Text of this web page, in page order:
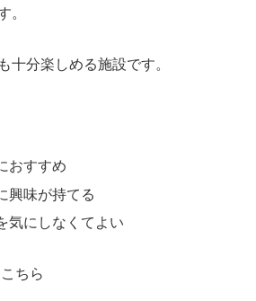
十分楽しめる施設です。
おすすめ
興味が持てる
気にしなくてよい
ちら